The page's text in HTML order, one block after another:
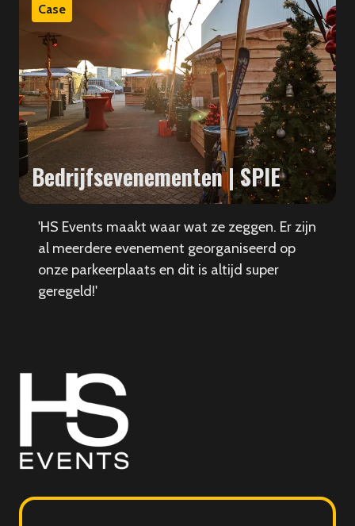
Case
Bedrijfsevenementen | SPIE
'HS Events maakt waar wat ze zeggen. Er zijn
al meerdere evenement georganiseerd op
onze parkeerplaats en dit is altijd super
geregeld!'